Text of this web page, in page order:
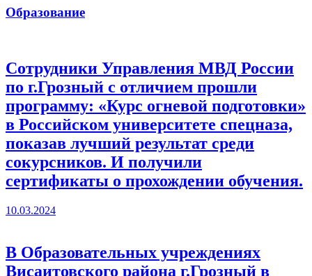
Образование
Сотрудники Управления МВД России
по г.Грозный с отличием прошли
программу: «Курс огневой подготовки»
в Российском университете спецназа,
показав лучший результат среди
сокурсников. И получили
сертификаты о прохождении обучения.
10.03.2024
В Образовательных учреждениях
Висаитовского района г.Грозный в